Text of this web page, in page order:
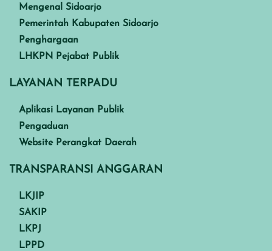
.
Semoga bermanfaat bagi yang
membutuhkan dan menjadikan berkah bagi
kita semua
By: Dinas Tenaga Kerja Sidoarjo
Mengenal Sidoarjo
Pemerintah Kabupaten Sidoarjo
Penghargaan
LHKPN Pejabat Publik
LAYANAN TERPADU
Aplikasi Layanan Publik
Pengaduan
Website Perangkat Daerah
TRANSPARANSI ANGGARAN
LKJIP
SAKIP
LKPJ
LPPD